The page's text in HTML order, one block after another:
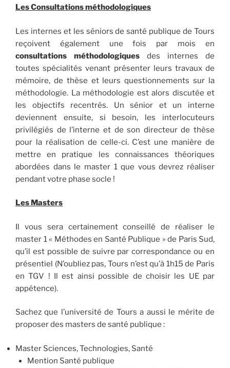
Les Consultations méthodologiques
Les internes et les séniors de santé publique de Tours
reçoivent également une fois par mois en
consultations méthodologiques des internes de
toutes spécialités venant présenter leurs travaux de
mémoire, de thèse et leurs questionnements sur la
méthodologie. La méthodologie est alors discutée et
les objectifs recentrés. Un sénior et un interne
deviennent ensuite, si besoin, les interlocuteurs
privilégiés de l’interne et de son directeur de thèse
pour la réalisation de celle-ci. C’est une manière de
mettre en pratique les connaissances théoriques
abordées dans le master 1 que vous devrez réaliser
pendant votre phase socle !
Les Masters
Il vous sera certainement conseillé de réaliser le
master 1 « Méthodes en Santé Publique » de Paris Sud,
qu’il est possible de suivre par correspondance ou en
présentiel (N’oubliez pas, Tours n’est qu’à 1h15 de Paris
en TGV ! Il est ainsi possible de choisir les UE par
appétence).
Sachez que l’université de Tours a aussi le mérite de
proposer des masters de santé publique :
Master Sciences, Technologies, Santé
Mention Santé publique